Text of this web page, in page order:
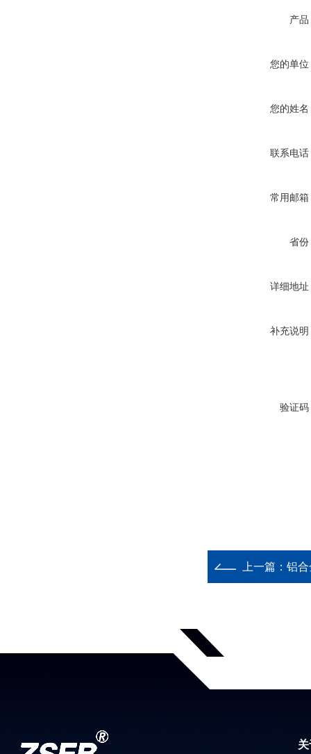
产品
您的单位
您的姓名
联系电话
常用邮箱
省份
详细地址
补充说明
验证码
上一篇： 铝合